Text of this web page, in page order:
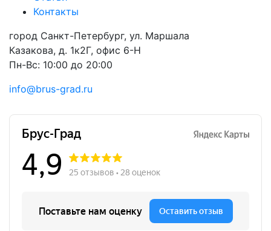
Контакты
город Санкт-Петербург, ул. Маршала
Казакова, д. 1к2Г, офис 6-H
Пн-Вс: 10:00 до 20:00
info@brus-grad.ru